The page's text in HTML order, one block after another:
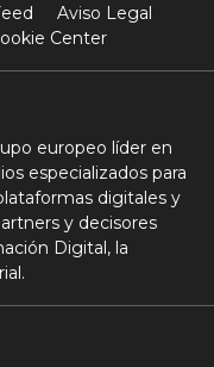
Aviso Legal
Center
europeo líder en
especializados para
digitales y
y decisores
Digital, la